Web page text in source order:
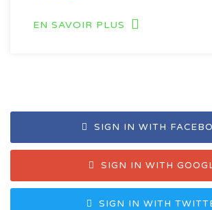
EN SAVOIR PLUS
SIGN IN WITH
SIGN IN WITH
SIGN IN WITH